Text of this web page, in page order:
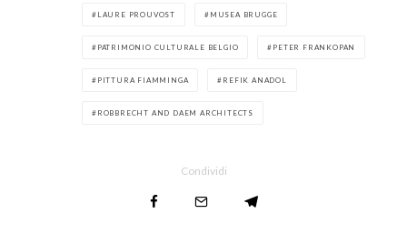
LAURE PROUVOST MUSEA BRUGGE
PATRIMONIO CULTURALE BELGIO PETER FRANKOPAN
PITTURA FIAMMINGA REFIK ANADOL
ROBBRECHT AND DAEM ARCHITECTS
Condividi